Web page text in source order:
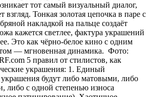
тот самый визуальный диалог,
взгляд. Тонкая золотая цепочка в паре с
накладкой на пальце создаёт
кажется светлее, фактура украшений
Это как чёрно-белое кино с одним
— мгновенная динамика. Фото:
5 правил от стилистов, как
украшения: 1. Единый
украшения будут либо матовыми, либо
либо с одной степенью износа